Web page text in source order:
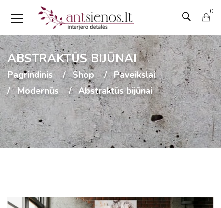
0
ABSTRAKTŪS BIJŪNAI
Pagrindinis Shop
Paveikslai
Modernūs
Abstraktūs bijūnai